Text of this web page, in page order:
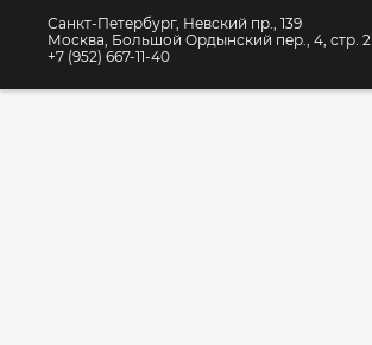
Санкт-Петербург, Невский пр., 139
Москва, Большой Ордынский пер., 4, стр. 2
+7 (952) 667-11-40